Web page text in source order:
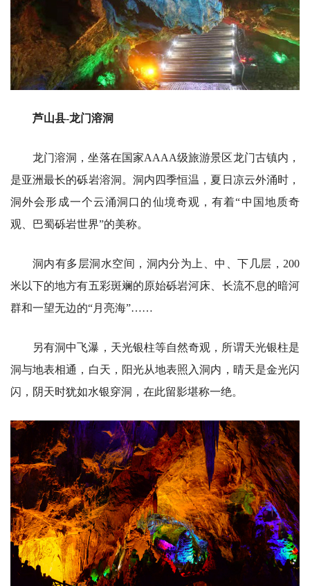
芦山县-龙门溶洞
龙门溶洞，坐落在国家AAAA级旅游景区龙门古镇内，
是亚洲最长的砾岩溶洞。洞内四季恒温，夏日凉云外涌时，
洞外会形成一个云涌洞口的仙境奇观，有着“中国地质奇
观、巴蜀砾岩世界”的美称。
洞内有多层洞水空间，洞内分为上、中、下几层，200
米以下的地方有五彩斑斓的原始砾岩河床、长流不息的暗河
群和一望无边的“月亮海”……
另有洞中飞瀑，天光银柱等自然奇观，所谓天光银柱是
洞与地表相通，白天，阳光从地表照入洞内，晴天是金光闪
闪，阴天时犹如水银穿洞，在此留影堪称一绝。